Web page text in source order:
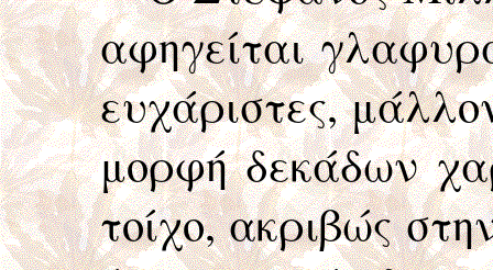
αφηγείται
ευχάριστες,
μορφή δεκάδων
τοίχο, ακριβώς